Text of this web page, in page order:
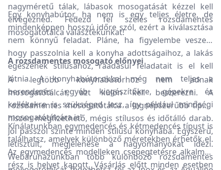
nagyméretű tálak, lábasok mosogatását kézzel kell
elvégezned. Fedezd fel széles rozsdamentes
mosogatótálca választékunkat!
Egy konyhabútor, ha nem is egy teljes életre, de
mindenképpen hosszú időre szól, ezért a kiválasztása
nem könnyű feladat. Pláne, ha figyelembe veszed,
hogy passzolnia kell a konyha adottságaihoz, a lakás
egészének stílusához, ráadásul feladatait is el kell
látnia. A konyhabútorokkal még nem teljes a
berendezés, egyéb kiegészítőkre, gépekre és
kellékekre is szükséged lesz, így például minőségi
mosogatótálcára is!
A rozsdamentes mosogató előnyei
A legtöbb konyhabútorhoz nem adnak
mosogatótálcát, azt külön kell beszerezni. A
rozsdamentes mosogatótálca a legnépszerűbb típus,
hiszen megfizethető, mégis stílusos és időtálló darab.
Jól passzol szinte minden stílusú konyhába. Egyszerű,
letisztult, megjelenése a hagyományokat idézi.
Webáruházunkban több különböző rozsdamentes
Kínálatunkban egymedencés és kétmedencés típust is
találhatsz, amelyek különböző méretekben érhetők el.
Az egymedencés modelleken csepegtetésre alkalmas
rész is helyet kapott. Vásárlás előtt minden esetben